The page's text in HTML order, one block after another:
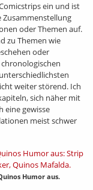
ein und ist
Zusammenstellung
oder Themen auf.
zu Themen wie
oder
weiter störend. Ich
sich näher mit
eine gewisse
meist schwer
Humor aus.